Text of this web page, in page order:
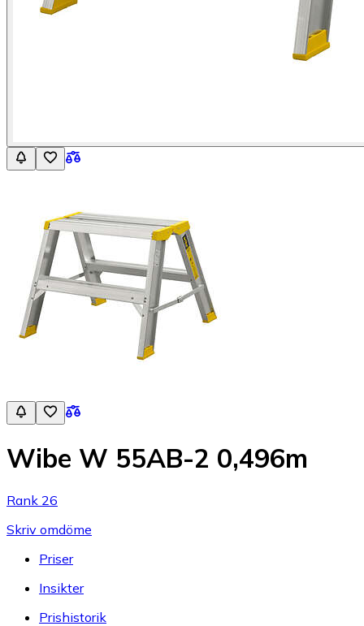
Wibe W 55AB-2 0,496m
Rank 26
Skriv omdöme
Priser
Insikter
Prishistorik